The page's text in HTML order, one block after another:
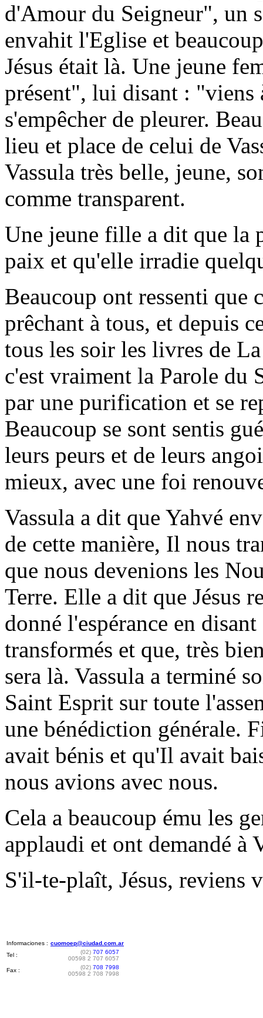
d'Amour du Seigneur", un
envahit l'Eglise et
Jésus était là. Une jeune
présent", lui disant : "viens
s'empêcher de pleurer.
lieu et place de celui de
Vassula très belle, jeune,
comme transparent.
Une jeune fille a dit que la
paix et qu'elle irradie
Beaucoup ont ressenti que
prêchant à tous, et depuis
tous les soir les livres de
c'est vraiment la Parole du
par une purification et se
Beaucoup se sont sentis
leurs peurs et de leurs
mieux, avec une foi
Vassula a dit que Yahvé
de cette manière, Il nous
que nous devenions les
Terre. Elle a dit que Jésus
donné l'espérance en
transformés et que, très
sera là. Vassula a terminé
Saint Esprit sur toute
une bénédiction générale.
avait bénis et qu'Il avait
nous avions avec nous.
Cela a beaucoup ému les
applaudi et ont demandé à
S'il-te-plaît, Jésus, reviens
Informaciones : cuomoep@ciudad.com.ar
Tel :
(02) 707 6057
00598 2 707 6057
Fax :
(02) 708 7998
00598 2 708 7998